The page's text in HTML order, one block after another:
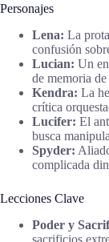
Personajes
Lena: La
confusión
Lucian: Un
de memoria
Kendra: La
crítica
Lucifer: El
busca
Spyder:
complicada
Lecciones Clave
Poder y
sacrificios